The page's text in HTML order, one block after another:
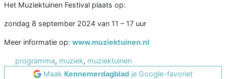
Het Muziektuinen Festival plaats op:
zondag 8 september 2024 van 11 – 17 uur
Meer informatie op: www.muziektuinen.nl
programma, muziek, muziektuinen
Maak Kennemerdagblad je Google-favoriet